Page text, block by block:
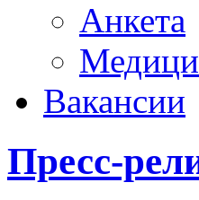
Анкета
Вакансии
Пресс-